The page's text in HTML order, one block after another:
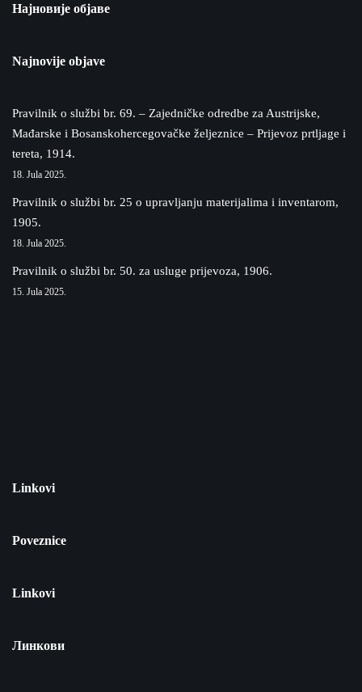
Најновије објаве
Najnovije objave
Pravilnik o službi br. 69. – Zajedničke odredbe za Austrijske,
Mađarske i Bosanskohercegovačke željeznice – Prijevoz prtljage i
tereta, 1914.
18. Jula 2025.
Pravilnik o službi br. 25 o upravljanju materijalima i inventarom,
1905.
18. Jula 2025.
Pravilnik o službi br. 50. za usluge prijevoza, 1906.
15. Jula 2025.
Linkovi
Poveznice
Linkovi
Линкови